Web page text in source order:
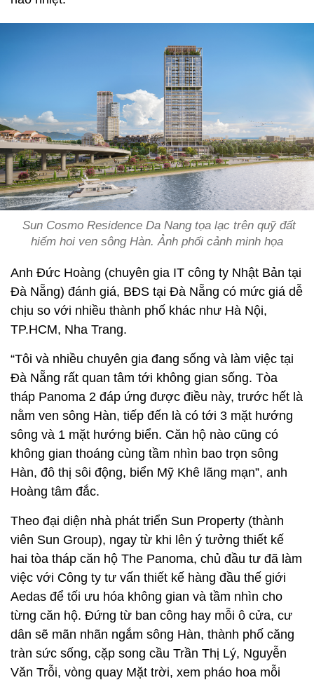
Sun Cosmo Residence Da Nang tọa lạc trên quỹ đất
hiếm hoi ven sông Hàn. Ảnh phối cảnh minh họa
Anh Đức Hoàng (chuyên gia IT công ty Nhật Bản tại
Đà Nẵng) đánh giá, BĐS tại Đà Nẵng có mức giá dễ
chịu so với nhiều thành phố khác như Hà Nội,
TP.HCM, Nha Trang.
“Tôi và nhiều chuyên gia đang sống và làm việc tại
Đà Nẵng rất quan tâm tới không gian sống. Tòa
tháp Panoma 2 đáp ứng được điều này, trước hết là
nằm ven sông Hàn, tiếp đến là có tới 3 mặt hướng
sông và 1 mặt hướng biển. Căn hộ nào cũng có
không gian thoáng cùng tầm nhìn bao trọn sông
Hàn, đô thị sôi động, biển Mỹ Khê lãng mạn”, anh
Hoàng tâm đắc.
Theo đại diện nhà phát triển Sun Property (thành
viên Sun Group), ngay từ khi lên ý tưởng thiết kế
hai tòa tháp căn hộ The Panoma, chủ đầu tư đã làm
việc với Công ty tư vấn thiết kế hàng đầu thế giới
Aedas để tối ưu hóa không gian và tầm nhìn cho
từng căn hộ. Đứng từ ban công hay mỗi ô cửa, cư
dân sẽ mãn nhãn ngắm sông Hàn, thành phố căng
tràn sức sống, cặp song cầu Trần Thị Lý, Nguyễn
Văn Trỗi, vòng quay Mặt trời, xem pháo hoa mỗi